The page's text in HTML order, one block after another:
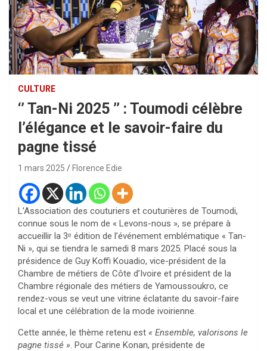
CULTURE
‘’ Tan-Ni 2025 ’’ : Toumodi célèbre
l’élégance et le savoir-faire du
pagne tissé
1 mars 2025 Florence Edie
L’Association des couturiers et couturières de Toumodi,
connue sous le nom de « Levons-nous », se prépare à
accueillir la 3ᵉ édition de l’événement emblématique « Tan-
Ni », qui se tiendra le samedi 8 mars 2025. Placé sous la
présidence de Guy Koffi Kouadio, vice-président de la
Chambre de métiers de Côte d’Ivoire et président de la
Chambre régionale des métiers de Yamoussoukro, ce
rendez-vous se veut une vitrine éclatante du savoir-faire
local et une célébration de la mode ivoirienne.
Cette année, le thème retenu est « Ensemble, valorisons le
pagne tissé ». Pour Carine Konan, présidente de